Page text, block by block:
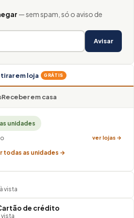
— sem spam, só o aviso de
Avisar
em loja GRÁTIS
Receber em casa
unidades
ver lojas →
todas as unidades →
vista
de crédito
vista